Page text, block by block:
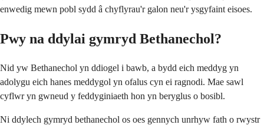
enwedig mewn pobl sydd â chyflyrau'r galon neu'r ysgyfaint eisoes.
Pwy na ddylai gymryd Bethanechol?
Nid yw Bethanechol yn ddiogel i bawb, a bydd eich meddyg yn
adolygu eich hanes meddygol yn ofalus cyn ei ragnodi. Mae sawl
cyflwr yn gwneud y feddyginiaeth hon yn beryglus o bosibl.
Ni ddylech gymryd bethanechol os oes gennych unrhyw fath o rwystr